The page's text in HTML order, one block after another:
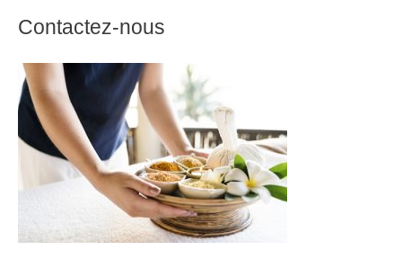
Contactez-nous